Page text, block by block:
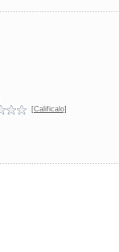
[Calificalo]